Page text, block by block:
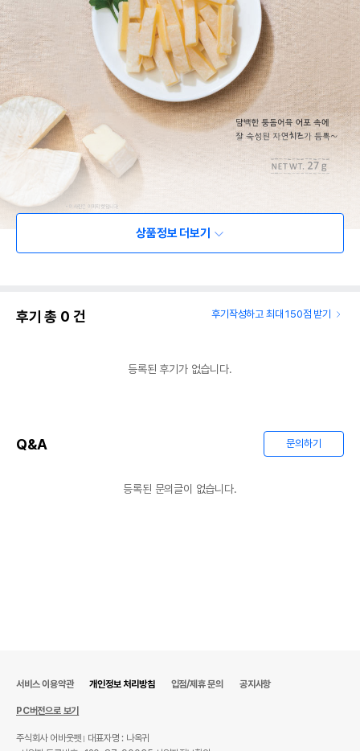
상품정보 더보기
후기 총 0 건 후기작성하고 최대 150점 받기
등록된 후기가 없습니다.
Q&A 문의하기
등록된 문의글이 없습니다.
서비스 이용약관 개인정보 처리방침 입점/제휴 문의 공지사항
PC버전으로 보기
주식회사 어바웃펫
대표자명 : 나옥귀